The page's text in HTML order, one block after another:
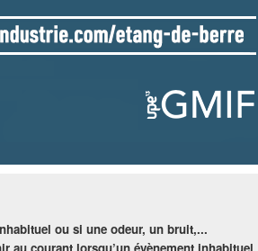
ou si une odeur, un bruit,...